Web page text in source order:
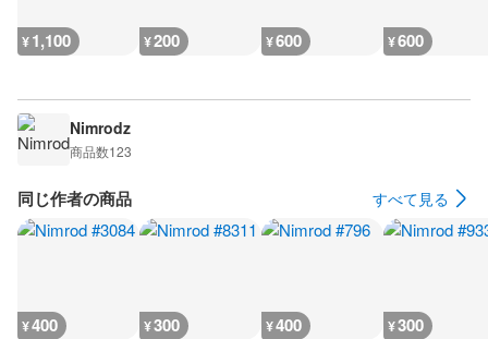
¥1,100 ¥200 ¥600 ¥600
Nimrodz
商品数123
同じ作者の商品 すべて見る
¥400 ¥300 ¥400 ¥300